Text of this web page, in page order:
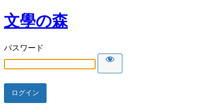
文學の森
パスワード